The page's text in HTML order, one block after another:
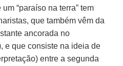
“paraíso na terra” tem
que também vêm da
ancorada no
e que consiste na ideia de
entre a segunda